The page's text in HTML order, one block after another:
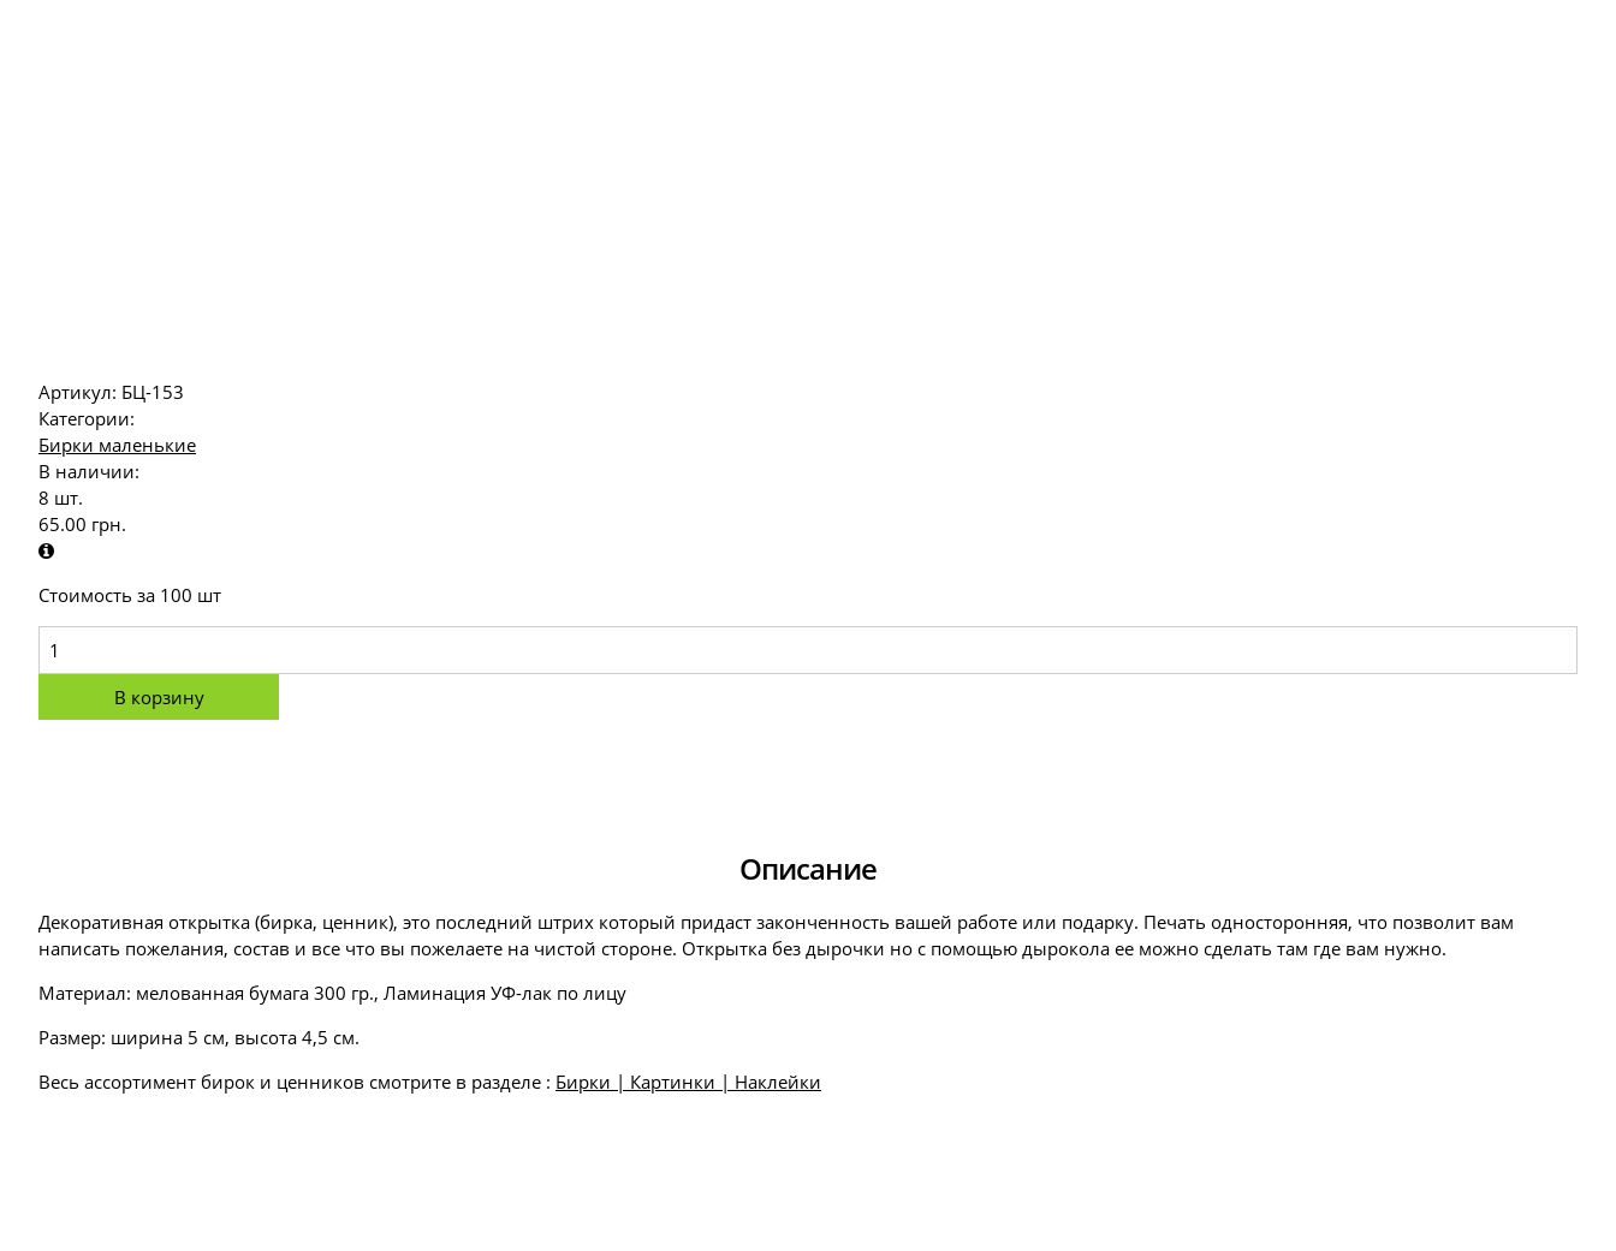
Артикул: БЦ-153
Категории:
Бирки маленькие
В наличии:
8 шт.
65.00 грн.
Стоимость за 100 шт
В корзину
Описание
Декоративная открытка (бирка, ценник), это последний штрих который придаст законченность вашей работе или подарку. Печать односторонняя, что позволит вам
написать пожелания, состав и все что вы пожелаете на чистой стороне. Открытка без дырочки но с помощью дырокола ее можно сделать там где вам нужно.
Материал: мелованная бумага 300 гр., Ламинация УФ-лак по лицу
Размер: ширина 5 см, высота 4,5 см.
Весь ассортимент бирок и ценников смотрите в разделе : Бирки | Картинки | Наклейки